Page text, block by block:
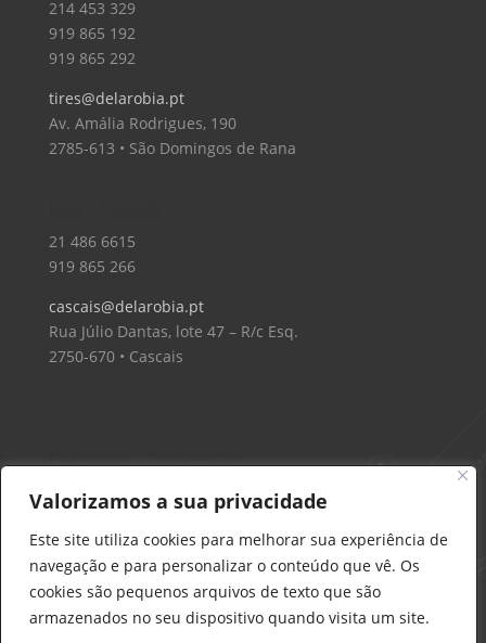
Valorizamos a sua privacidade
Este site utiliza cookies para melhorar sua experiência de
navegação e para personalizar o conteúdo que vê. Os
cookies são pequenos arquivos de texto que são
armazenados no seu dispositivo quando visita um site.
214 453 329
919 865 192
919 865 292
tires@delarobia.pt
Av. Amália Rodrigues, 190
2785-613 • São Domingos de Rana
21 486 6615
919 865 266
cascais@delarobia.pt
Rua Júlio Dantas, lote 47 – R/c Esq.
2750-670 • Cascais
Delarobia – Construção
912 441 514
construcao@delarobia.pt
R. António Andrade, 1171
2820-287 • Charneca de Caparica